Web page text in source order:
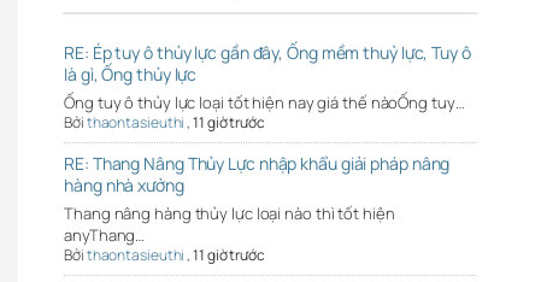
RE: Ép tuy ô thủy lực gần đây, Ống mềm thuỷ lực, Tuy ô
là gì, Ống thủy lực
Ống tuy ô thủy lực loại tốt hiện nay giá thế nàoỐng tuy…
Bởithaontasieuthi,11 giờ trước
RE: Thang Nâng Thủy Lực nhập khẩu giải pháp nâng
hàng nhà xưởng
Thang nâng hàng thủy lực loại nào thì tốt hiện
anyThang…
Bởithaontasieuthi,11 giờ trước